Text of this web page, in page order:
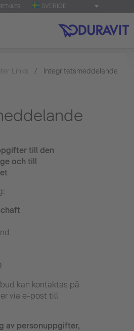
SVERIGE
Links Integritetsmeddelande
till den
och till
kan kontaktas på
via e-post till
av personuppgifter,